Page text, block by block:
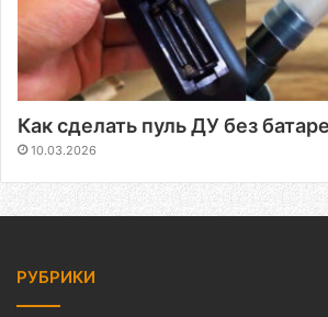
Как сделать пуль ДУ без
10.03.2026
РУБРИКИ